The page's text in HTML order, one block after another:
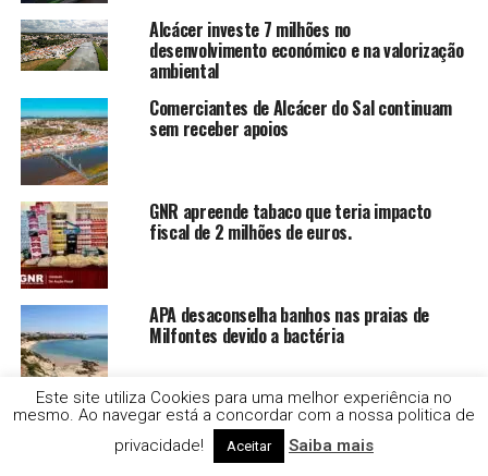
Alcácer investe 7 milhões no
desenvolvimento económico e na valorização
ambiental
Comerciantes de Alcácer do Sal continuam
sem receber apoios
GNR apreende tabaco que teria impacto
fiscal de 2 milhões de euros.
APA desaconselha banhos nas praias de
Milfontes devido a bactéria
Homem morre nas urgências do Hospital de
Évora. Família faz queixa e diz que houve
negligência.
Este site utiliza Cookies para uma melhor experiência no
mesmo. Ao navegar está a concordar com a nossa politica de
privacidade!
Aceitar Saiba mais